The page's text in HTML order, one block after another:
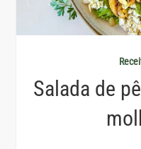
Salada de